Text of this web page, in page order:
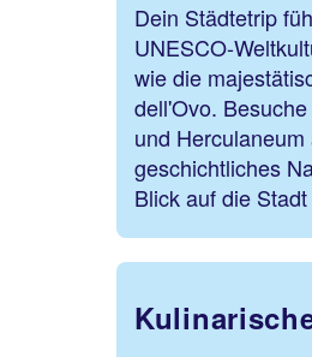
Dein Städtetrip
UNESCO-
wie die
dell'Ovo.
und
geschichtliches
Blick auf die